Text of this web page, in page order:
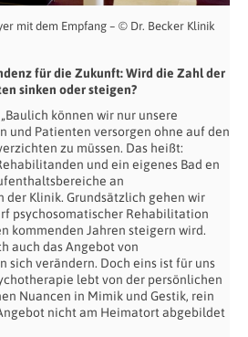
mit dem Empfang – © Dr. Becker Klinik
für die Zukunft: Wird die Zahl der
sinken oder steigen?
können wir nur unsere
und Patienten versorgen ohne auf den
zu müssen. Das heißt:
und ein eigenes Bad en
an
der Klinik. Grundsätzlich gehen wir
psychosomatischer Rehabilitation
kommenden Jahren steigern wird.
auch das Angebot von
sich verändern. Doch eins ist für uns
lebt von der persönlichen
Nuancen in Mimik und Gestik, rein
nicht am Heimatort abgebildet